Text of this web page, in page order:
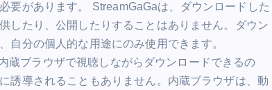
要があります。 StreamGaGaは、ダウンロードした
したり、公開したりすることはありません。ダウン
自分の個人的な用途にのみ使用できます。
蔵ブラウザで視聴しながらダウンロードできるの
誘導されることもありません。内蔵ブラウザは、動